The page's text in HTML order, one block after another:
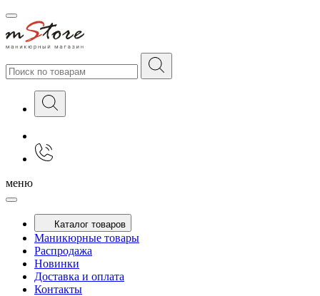
меню
Каталог товаров
Маникюрные товары
Распродажа
Новинки
Доставка и оплата
Контакты